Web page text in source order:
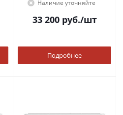
Наличие уточняйте
33 200руб./шт
Подробнее